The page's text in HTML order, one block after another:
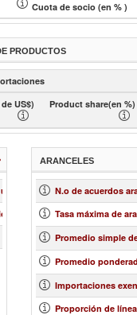
Cuota de socio (en % )
PRODUCTOS
US$)
Product share(en %)
mercado
ARANCELES
N.o de acuerdos
Tasa máxima de
Promedio simple
Promedio
Importaciones
Proporción de